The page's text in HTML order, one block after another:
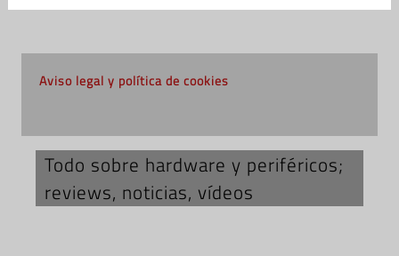
Aviso legal y política de cookies
Todo sobre hardware y periféricos;
reviews, noticias, vídeos